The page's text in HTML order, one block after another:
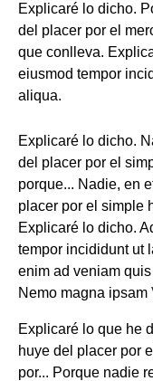
Explicaré lo dicho.
del placer por el
que conlleva.
eiusmod tempor
aliqua.
Explicaré lo dicho.
del placer por el
porque... Nadie, en
placer por el simple
Explicaré lo dicho.
tempor incididunt ut
enim ad veniam
Nemo magna ipsam
Explicaré lo que he
huye del placer por
por... Porque nadie